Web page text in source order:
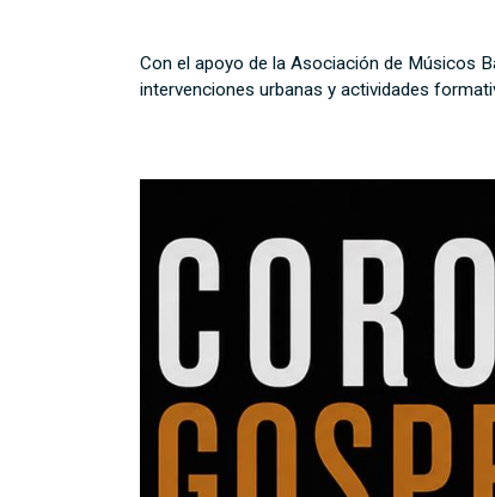
Con el apoyo de la Asociación de Músicos
intervenciones urbanas y actividades